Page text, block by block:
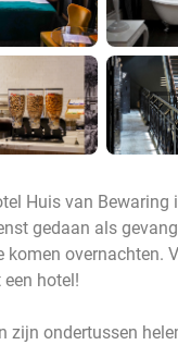
Huis van
gedaan als
komen overnachten.
hotel!
zijn ondertussen